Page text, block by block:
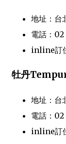
地址：台
電話：02
inline訂
牡丹
地址：台
電話：
inline訂